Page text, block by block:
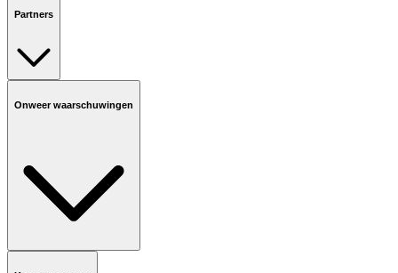
Partners
Onweer waarschuwingen